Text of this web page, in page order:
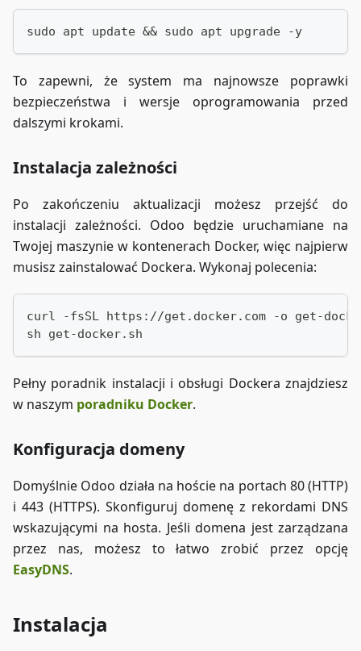
sudo apt update && sudo apt upgrade -y
To zapewni, że system ma najnowsze poprawki
bezpieczeństwa i wersje oprogramowania przed
dalszymi krokami.
Instalacja zależności
Po zakończeniu aktualizacji możesz przejść do
instalacji zależności. Odoo będzie uruchamiane na
Twojej maszynie w kontenerach Docker, więc najpierw
musisz zainstalować Dockera. Wykonaj polecenia:
curl -fsSL https://get.docker.com -o get-
sh get-docker.sh
Pełny poradnik instalacji i obsługi Dockera znajdziesz
w naszym poradniku Docker.
Konfiguracja domeny
Domyślnie Odoo działa na hoście na portach 80 (HTTP)
i 443 (HTTPS). Skonfiguruj domenę z rekordami DNS
wskazującymi na hosta. Jeśli domena jest zarządzana
przez nas, możesz to łatwo zrobić przez opcję
EasyDNS.
Instalacja